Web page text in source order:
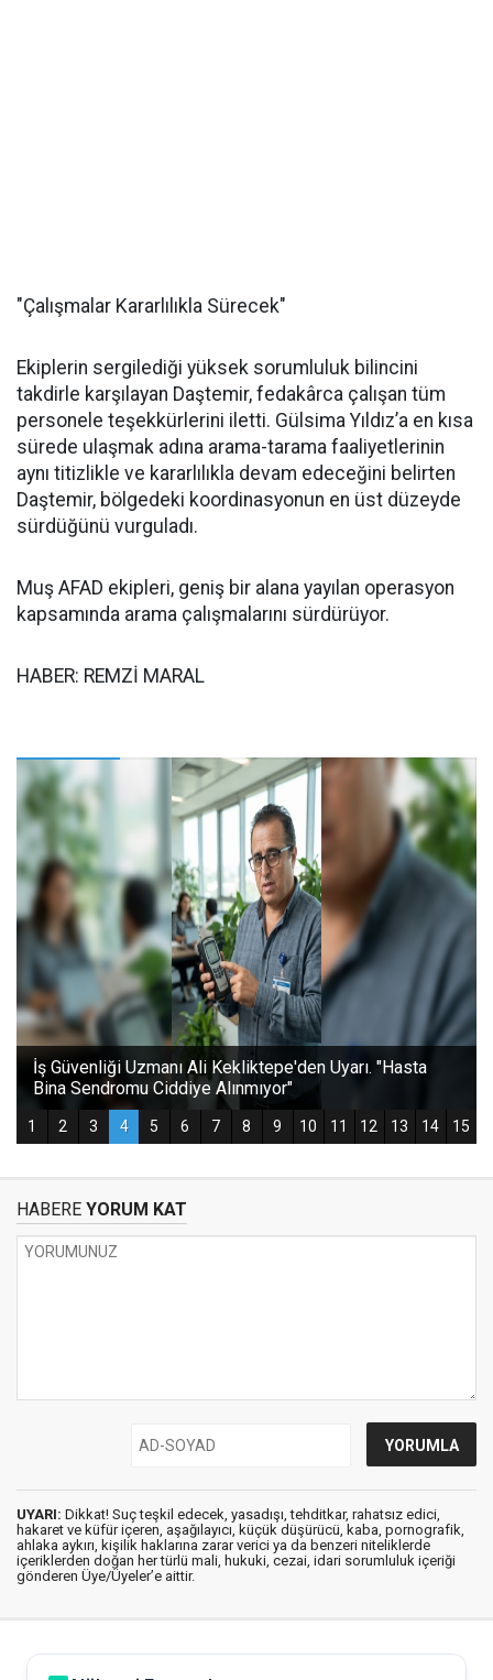
"Çalışmalar Kararlılıkla Sürecek"
Ekiplerin sergilediği yüksek sorumluluk bilincini
takdirle karşılayan Daştemir, fedakârca çalışan tüm
personele teşekkürlerini iletti. Gülsima Yıldız’a en kısa
sürede ulaşmak adına arama-tarama faaliyetlerinin
aynı titizlikle ve kararlılıkla devam edeceğini belirten
Daştemir, bölgedeki koordinasyonun en üst düzeyde
sürdüğünü vurguladı.
Muş AFAD ekipleri, geniş bir alana yayılan operasyon
kapsamında arama çalışmalarını sürdürüyor.
HABER: REMZİ MARAL
HABERE YORUM KAT
UYARI: Dikkat! Suç teşkil edecek, yasadışı, tehditkar, rahatsız edici,
hakaret ve küfür içeren, aşağılayıcı, küçük düşürücü, kaba, pornografik,
ahlaka aykırı, kişilik haklarına zarar verici ya da benzeri niteliklerde
içeriklerden doğan her türlü mali, hukuki, cezai, idari sorumluluk içeriği
gönderen Üye/Üyeler’e aittir.